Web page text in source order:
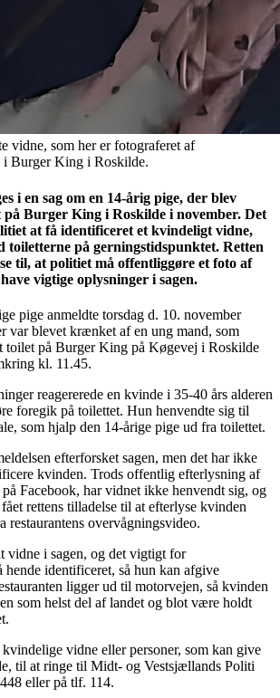
vidne, som her er fotograferet af
i Burger King i Roskilde.
i en sag om en 14-årig pige, der blev
Burger King i Roskilde i november. Det
at få identificeret et kvindeligt vidne,
toiletterne på gerningstidspunktet. Retten
til, at politiet må offentliggøre et foto af
vigtige oplysninger i sagen.
pige anmeldte torsdag d. 10. november
var blevet krænket af en ung mand, som
toilet på Burger King på Køgevej i Roskilde
kl. 11.45.
reagererede en kvinde i 35-40 års alderen
foregik på toilettet. Hun henvendte sig til
som hjalp den 14-årige pige ud fra toilettet.
efterforsket sagen, men det har ikke
kvinden. Trods offentlig efterlysning af
Facebook, har vidnet ikke henvendt sig, og
rettens tilladelse til at efterlyse kvinden
restaurantens overvågningsvideo.
vidne i sagen, og det vigtigt for
hende identificeret, så hun kan afgive
ligger ud til motorvejen, så kvinden
som helst del af landet og blot være holdt
vidne eller personer, som kan give
til at ringe til Midt- og Vestsjællands Politi
eller på tlf. 114.